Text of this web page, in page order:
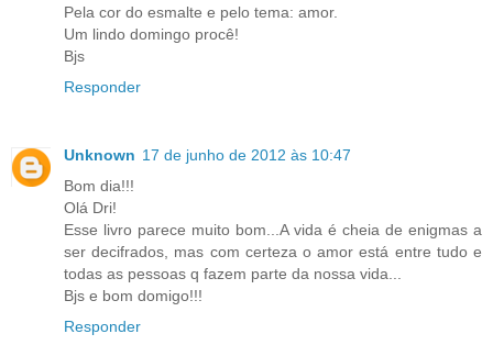
Pela cor do esmalte e pelo tema: amor.
Um lindo domingo procê!
Bjs
Responder
Unknown 17 de junho de 2012 às 10:47
Bom dia!!!
Olá Dri!
Esse livro parece muito bom...A vida é cheia de enigmas a
ser decifrados, mas com certeza o amor está entre tudo e
todas as pessoas q fazem parte da nossa vida...
Bjs e bom domigo!!!
Responder